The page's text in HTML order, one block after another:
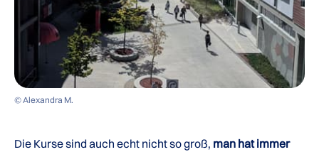
© Alexandra M.
Die Kurse sind auch echt nicht so groß, man hat immer